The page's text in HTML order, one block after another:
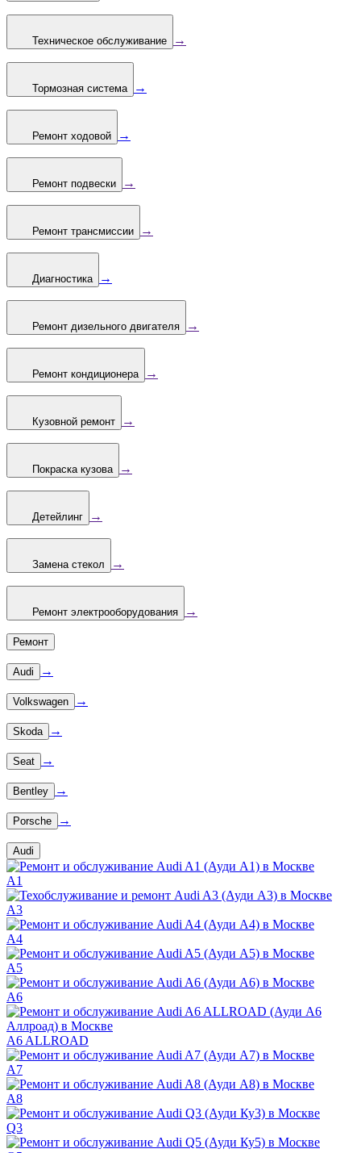
Техническое обслуживание →
Тормозная система →
Ремонт ходовой →
Ремонт подвески →
Ремонт трансмиссии →
Диагностика →
Ремонт дизельного двигателя →
Ремонт кондиционера →
Кузовной ремонт →
Покраска кузова →
Детейлинг →
Замена стекол →
Ремонт электрооборудования →
Ремонт
Audi →
Volkswagen →
Skoda →
Seat →
Bentley →
Porsche →
Audi
A1
A3
A4
A5
A6
A6 ALLROAD
A7
A8
Q3